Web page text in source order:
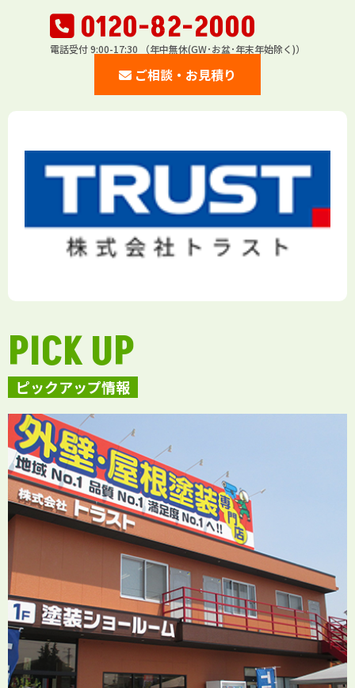
0120-82-2000
電話受付 9:00-17:30 （年中無休(GW･お盆･年末年始除く)）
ご相談・お見積り
ピックアップ情報
PICK UP